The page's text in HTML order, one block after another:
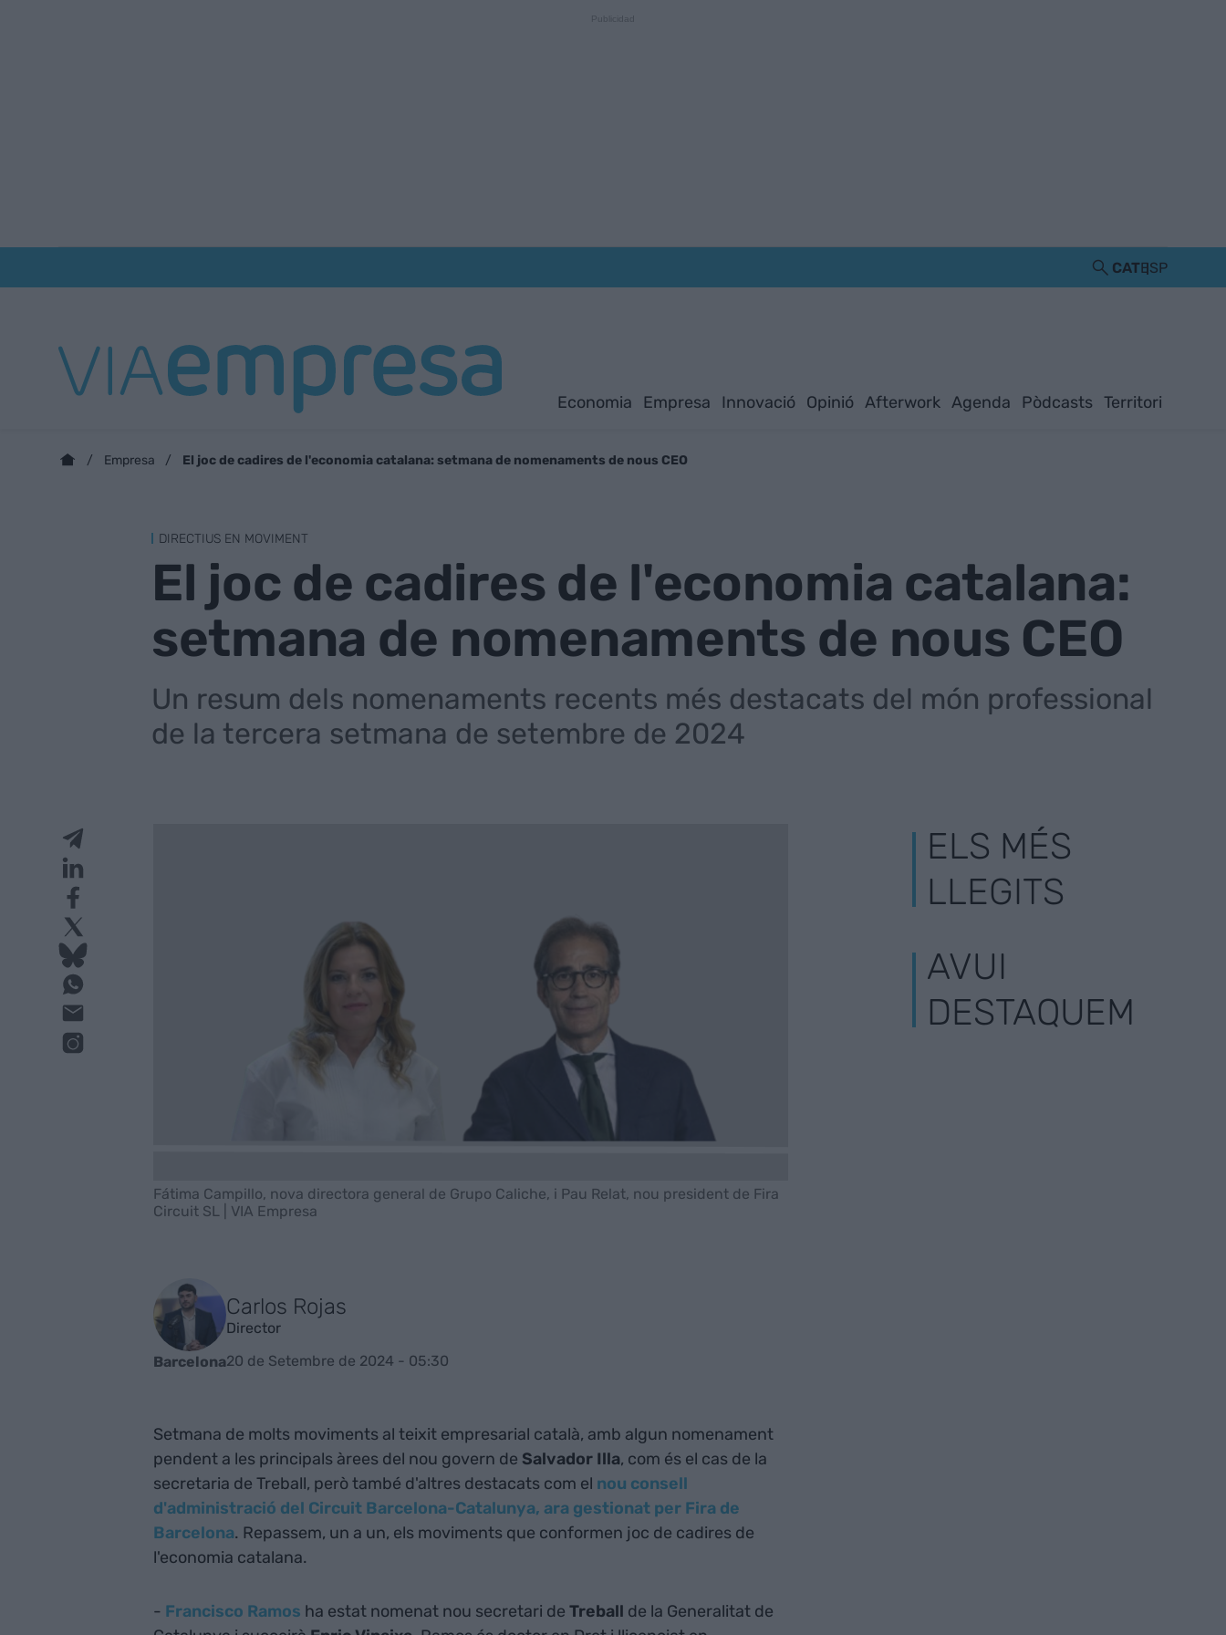
CATESP
Economia Empresa Innovació Opinió Afterwork Agenda Pòdcasts Territori
Empresa El joc de cadires de l'economia catalana: setmana de nomenaments de nous CEO
DIRECTIUS EN MOVIMENT
El joc de cadires de l'economia catalana:
setmana de nomenaments de nous CEO
Un resum dels nomenaments recents més destacats del món professional
de la tercera setmana de setembre de 2024
Fátima Campillo, nova directora general de Grupo Caliche, i Pau Relat, nou president de Fira
Circuit SL | VIA Empresa
Carlos Rojas
Director
Barcelona20 de Setembre de 2024 - 05:30
Setmana de molts moviments al teixit empresarial català, amb algun nomenament
pendent a les principals àrees del nou govern de Salvador Illa, com és el cas de la
secretaria de Treball, però també d'altres destacats com el nou consell
d'administració del Circuit Barcelona-Catalunya, ara gestionat per Fira de
Barcelona. Repassem, un a un, els moviments que conformen joc de cadires de
l'economia catalana.
- Francisco Ramos ha estat nomenat nou secretari de Treball de la Generalitat de
ELS MÉS
LLEGITS
AVUI
DESTAQUEM